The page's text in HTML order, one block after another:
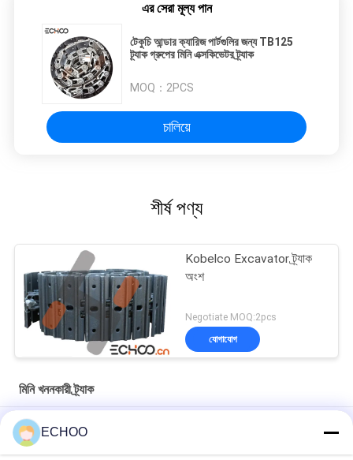
এর সেরা মূল্য পান
টেকুচি আন্ডার ক্যারিজ পার্টগুলির জন্য TB125
ট্র্যাক গ্রুপের মিনি এক্সকিভেটর ট্র্যাক
MOQ： 2PCS
চালিয়ে
শীর্ষ পণ্য
Kobelco Excavator ট্র্যাক
অংশ
Negotiate MOQ:2pcs
যোগাযোগ
মিনি খননকারী ট্র্যাক
ন্যানসন 3000 মিনি এক্সক্যাভেটর ট্র্যাক চেইন অ্যাসি আন্ডারওয়্যার পার্ট ট্র্যাক গ্রুপ লিঙ্ক
KOMATSU কম্প্যাক্ট খননকারী অংশ PC88MR -8 ট্র্যাক গ্রুপ Polyurethane
ECHOO